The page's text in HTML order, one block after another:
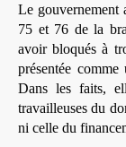
Le gouvernement
75 et 76 de la
avoir bloqués à
présentée
Dans les faits,
travailleuses du
ni celle du